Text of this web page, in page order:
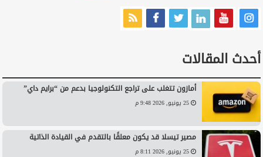
أحدث المقالات
أمازون تتغلب على تراجع التكنولوجيا بدعم من “برايم داي”
25 يونيو, 2026 9:48 م
مصير تيسلا قد يكون معلقًا بالتقدم في القيادة الذاتية
25 يونيو, 2026 8:11 م